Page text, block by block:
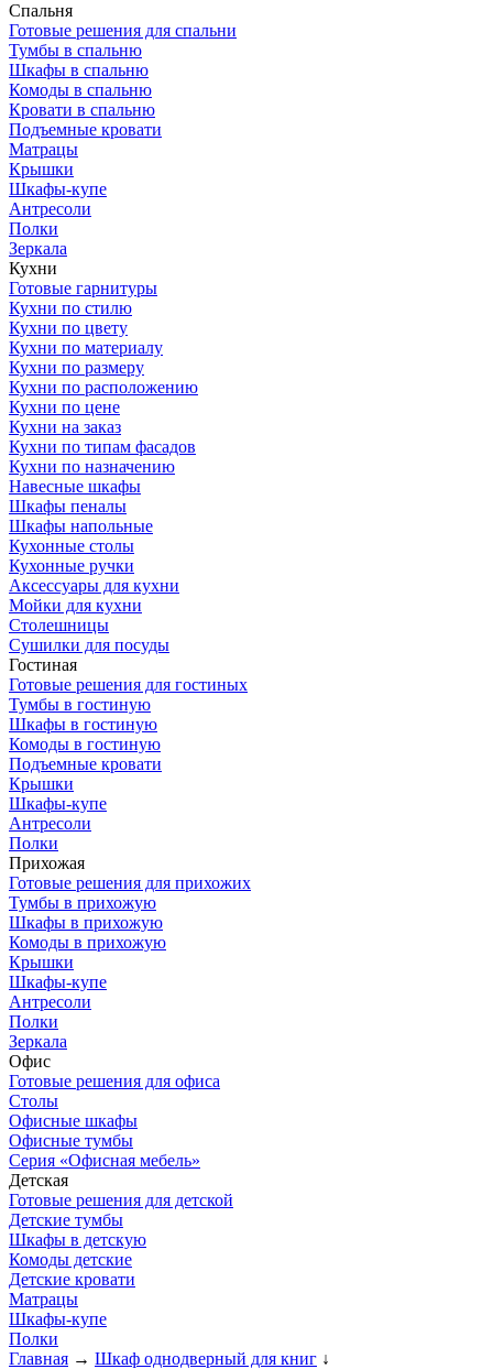
Спальня
Готовые решения для спальни
Тумбы в спальню
Шкафы в спальню
Комоды в спальню
Кровати в спальню
Подъемные кровати
Матрацы
Крышки
Шкафы-купе
Антресоли
Полки
Зеркала
Кухни
Готовые гарнитуры
Кухни по стилю
Кухни по цвету
Кухни по материалу
Кухни по размеру
Кухни по расположению
Кухни по цене
Кухни на заказ
Кухни по типам фасадов
Кухни по назначению
Навесные шкафы
Шкафы пеналы
Шкафы напольные
Кухонные столы
Кухонные ручки
Аксессуары для кухни
Мойки для кухни
Столешницы
Сушилки для посуды
Гостиная
Готовые решения для гостиных
Тумбы в гостиную
Шкафы в гостиную
Комоды в гостиную
Подъемные кровати
Крышки
Шкафы-купе
Антресоли
Полки
Прихожая
Готовые решения для прихожих
Тумбы в прихожую
Шкафы в прихожую
Комоды в прихожую
Крышки
Шкафы-купе
Антресоли
Полки
Зеркала
Офис
Готовые решения для офиса
Столы
Офисные шкафы
Офисные тумбы
Серия «Офисная мебель»
Детская
Готовые решения для детской
Детские тумбы
Шкафы в детскую
Комоды детские
Детские кровати
Матрацы
Шкафы-купе
Полки
Главная → Шкаф однодверный для книг ↓